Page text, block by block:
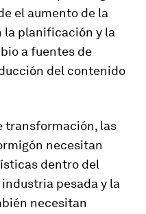
el aumento de la
la planificación y la
a fuentes de
del contenido
transformación, las
necesitan
dentro del
pesada y la
necesitan